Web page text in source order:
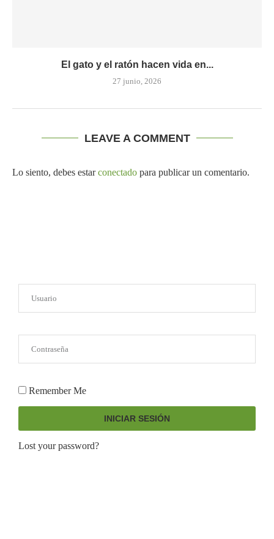
El gato y el ratón hacen vida en...
27 junio, 2026
LEAVE A COMMENT
Lo siento, debes estarconectado para publicar un comentario.
Remember Me
INICIAR SESIÓN
Lost your password?